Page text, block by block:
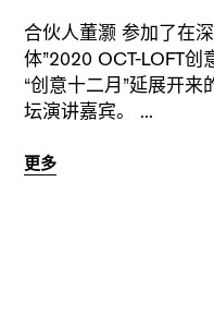
合伙人董灏 参加了在
体”2020 OCT-LOFT创
“创意十二月”延展开
坛演讲嘉宾。
更多